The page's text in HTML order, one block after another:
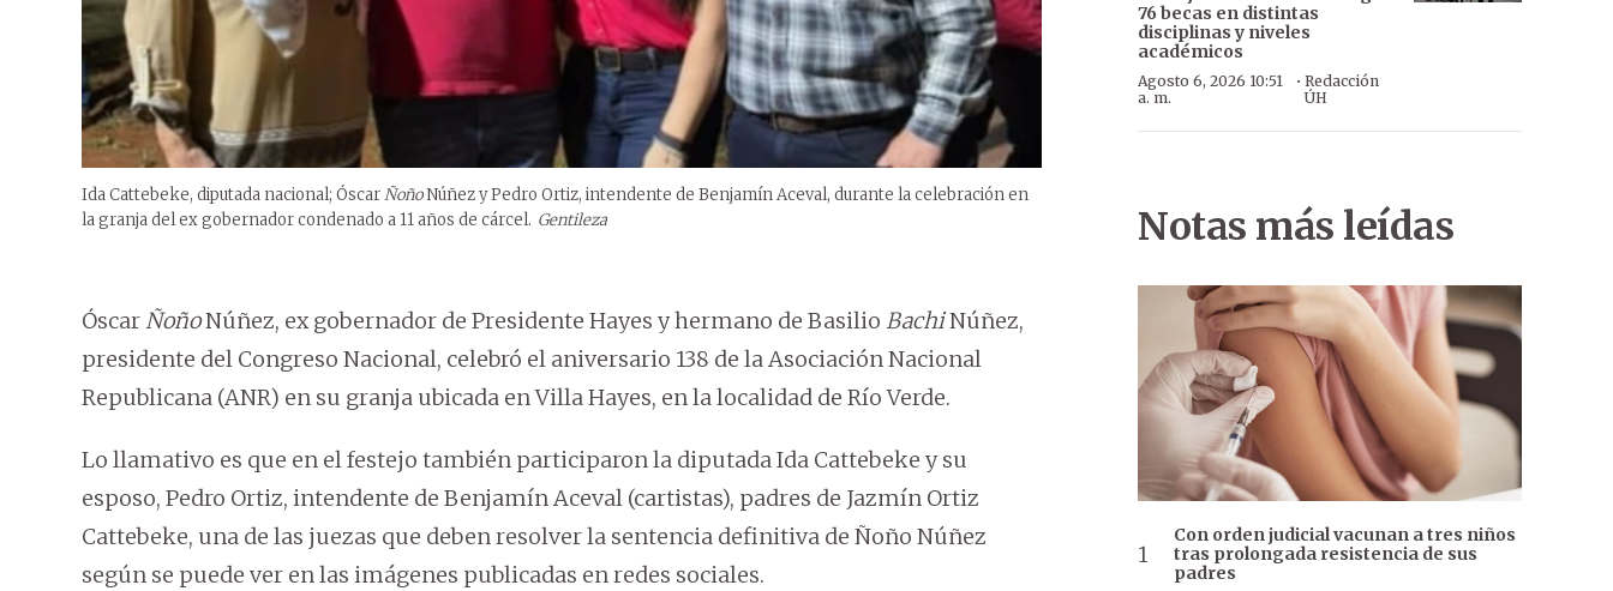
Ida Cattebeke, diputada nacional; ÓscarÑoñoNúñez y Pedro Ortiz, intendente de Benjamín Aceval, durante la celebración en
la granja del ex gobernador condenado a 11 años de cárcel. Gentileza
ÓscarÑoñoNúñez, ex gobernador de Presidente Hayes y hermano de Basilio BachiNúñez,
presidente del Congreso Nacional, celebró el aniversario 138 de la Asociación Nacional
Republicana (ANR) en su granja ubicada en Villa Hayes, en la localidad de Río Verde.
Lo llamativo es que en el festejo también participaron la diputada Ida Cattebeke y su
esposo, Pedro Ortiz, intendente de Benjamín Aceval (cartistas), padres de Jazmín Ortiz
Cattebeke, una de las juezas que deben resolver la sentencia definitiva de Ñoño Núñez
según se puede ver en las imágenes publicadas en redes sociales.
76 becas en distintas
disciplinas y niveles
académicos
Agosto 6, 2026 10:51
a. m.
· Redacción
ÚH
Notas más leídas
Con orden judicial vacunan a tres niños
tras prolongada resistencia de sus
padres